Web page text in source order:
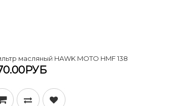
масляный HAWK MOTO HMF 138